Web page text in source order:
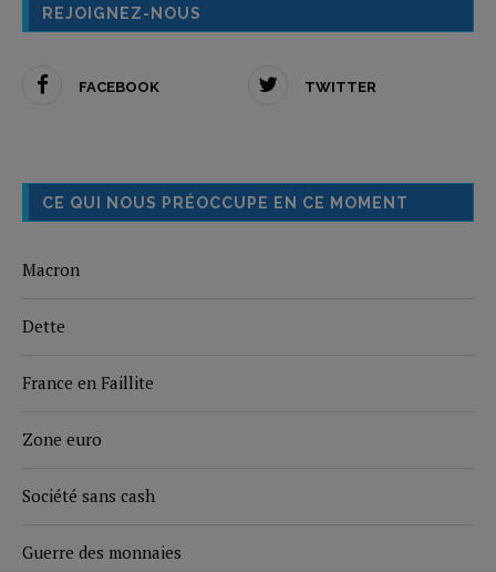
REJOIGNEZ-NOUS
FACEBOOK TWITTER
CE QUI NOUS PRÉOCCUPE EN CE MOMENT
Macron
Dette
France en Faillite
Zone euro
Société sans cash
Guerre des monnaies